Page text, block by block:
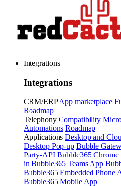
Integrations
Integrations
CRM/ERP App marketplace
Roadmap
Telephony Compatibility
Automations Roadmap
Applications Desktop and
Desktop Pop-up Bubble
Party-API Bubble365 Chrome
in Bubble365 Teams App
Bubble365 Embedded Phone
Bubble365 Mobile App